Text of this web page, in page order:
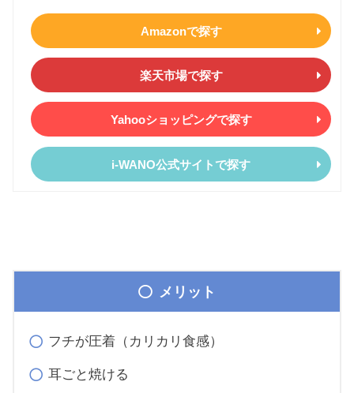
Amazonで探す
楽天市場で探す
Yahooショッピングで探す
i-WANO公式サイトで探す
メリット
フチが圧着（カリカリ食感）
耳ごと焼ける